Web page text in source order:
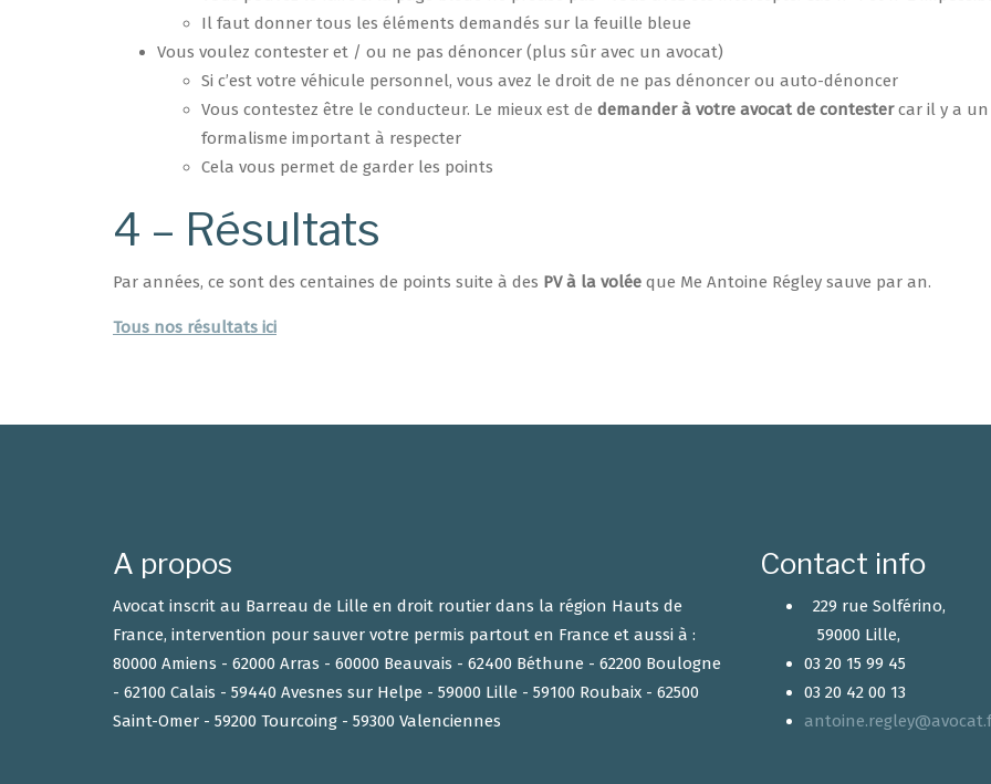
Il faut donner tous les éléments demandés sur la feuille bleue
Vous voulez contester et / ou ne pas dénoncer (plus sûr avec un avocat)
Si c’est votre véhicule personnel, vous avez le droit de ne pas dénoncer ou auto-dénoncer
Vous contestez être le conducteur. Le mieux est de demander à votre avocat de contestercar il y a un
formalisme important à respecter
Cela vous permet de garder les points
4 – Résultats
Par années, ce sont des centaines de points suite à des PV à la volée que Me Antoine Régley sauve par an.
Tous nos résultats ici
A propos
Avocat inscrit au Barreau de Lille en droit routier dans la région Hauts de
France, intervention pour sauver votre permis partout en France et aussi à :
80000 Amiens - 62000 Arras - 60000 Beauvais - 62400 Béthune - 62200 Boulogne
- 62100 Calais - 59440 Avesnes sur Helpe - 59000 Lille - 59100 Roubaix - 62500
Saint-Omer - 59200 Tourcoing - 59300 Valenciennes
Contact info
229 rue Solférino,
59000 Lille,
03 20 15 99 45
03 20 42 00 13